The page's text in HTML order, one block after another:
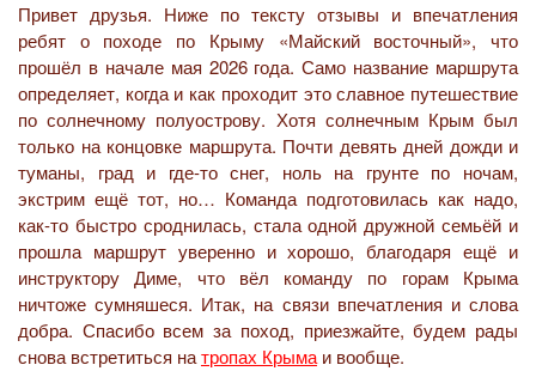
Привет друзья. Ниже по тексту отзывы и впечатления
ребят о походе по Крыму «Майский восточный», что
прошёл в начале мая 2026 года. Само название маршрута
определяет, когда и как проходит это славное путешествие
по солнечному полуострову. Хотя солнечным Крым был
только на концовке маршрута. Почти девять дней дожди и
туманы, град и где-то снег, ноль на грунте по ночам,
экстрим ещё тот, но… Команда подготовилась как надо,
как-то быстро сроднилась, стала одной дружной семьёй и
прошла маршрут уверенно и хорошо, благодаря ещё и
инструктору Диме, что вёл команду по горам Крыма
ничтоже сумняшеся. Итак, на связи впечатления и слова
добра. Спасибо всем за поход, приезжайте, будем рады
снова встретиться натропах Крымаи вообще.